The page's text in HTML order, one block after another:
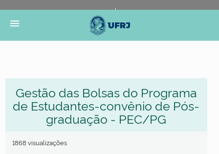
Portal do Governo Brasileiro
Governo
menu
Gestão das Bolsas do Programa
de Estudantes-convênio de Pós-
graduação - PEC/PG
1868 visualizações